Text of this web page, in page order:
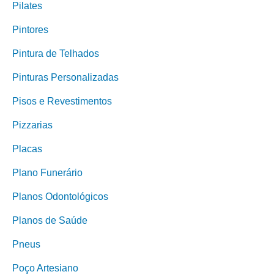
Pilates
Pintores
Pintura de Telhados
Pinturas Personalizadas
Pisos e Revestimentos
Pizzarias
Placas
Plano Funerário
Planos Odontológicos
Planos de Saúde
Pneus
Poço Artesiano